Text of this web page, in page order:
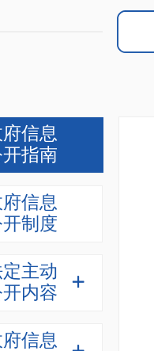
信息
指南
信息
制度
主动
内容
信息